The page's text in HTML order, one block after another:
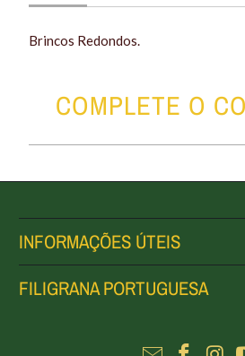
Brincos Redondos.
COMPLETE O
INFORMAÇÕES ÚTEIS
FILIGRANA PORTUGUESA